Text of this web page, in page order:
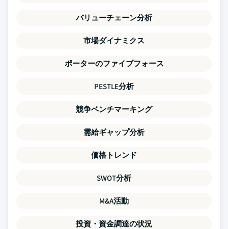
バリューチェーン分析
市場ダイナミクス
ポーターのファイブフォース
PESTLE分析
競争ベンチマーキング
需給ギャップ分析
価格トレンド
SWOT分析
M&A活動
投資・資金調達の状況